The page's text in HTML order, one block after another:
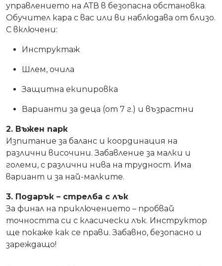
управлението на АТВ в безопасна обстановка.
Обучител кара с вас или ви наблюдава от близо.
С включени:
Инструктаж
Шлем, очила
Защитна екипировка
Варианти за деца (от 7 г.) и възрастни
2. Въжен парк
Изпитание за баланс и координация на
различни височини. Забавление за малки и
големи, с различни нива на трудност. Има
вариант и за най-малките.
3. Подарък – стрелба с лък
За финал на приключението – пробвай
точността си с класически лък. Инструктор
ще покаже как се прави. Забавно, безопасно и
зареждащо!